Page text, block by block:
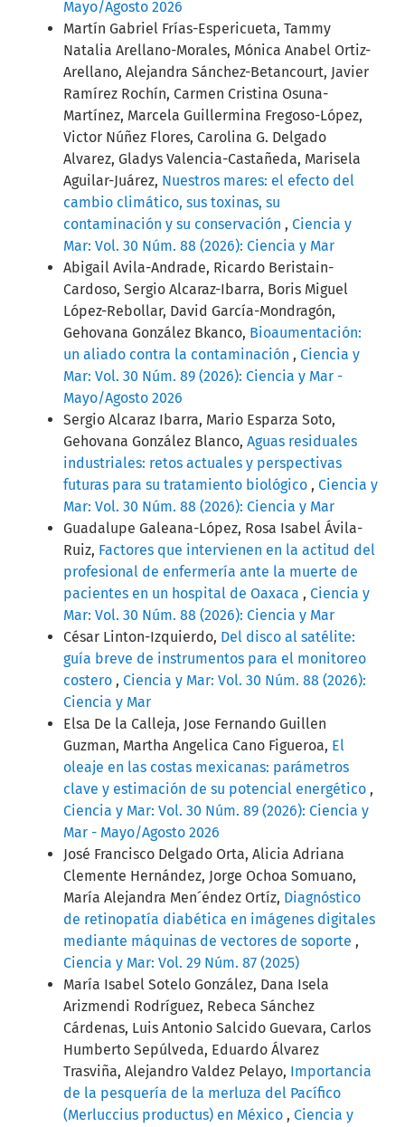
Mayo/Agosto 2026
Martín Gabriel Frías-Espericueta, Tammy
Natalia Arellano-Morales, Mónica Anabel Ortiz-
Arellano, Alejandra Sánchez-Betancourt, Javier
Ramírez Rochín, Carmen Cristina Osuna-
Martínez, Marcela Guillermina Fregoso-López,
Victor Núñez Flores, Carolina G. Delgado
Alvarez, Gladys Valencia-Castañeda, Marisela
Aguilar-Juárez, Nuestros mares: el efecto del
cambio climático, sus toxinas, su
contaminación y su conservación , Ciencia y
Mar: Vol. 30 Núm. 88 (2026): Ciencia y Mar
Abigail Avila-Andrade, Ricardo Beristain-
Cardoso, Sergio Alcaraz-Ibarra, Boris Miguel
López-Rebollar, David García-Mondragón,
Gehovana González Bkanco, Bioaumentación:
un aliado contra la contaminación , Ciencia y
Mar: Vol. 30 Núm. 89 (2026): Ciencia y Mar -
Mayo/Agosto 2026
Sergio Alcaraz Ibarra, Mario Esparza Soto,
Gehovana González Blanco, Aguas residuales
industriales: retos actuales y perspectivas
futuras para su tratamiento biológico , Ciencia y
Mar: Vol. 30 Núm. 88 (2026): Ciencia y Mar
Guadalupe Galeana-López, Rosa Isabel Ávila-
Ruiz, Factores que intervienen en la actitud del
profesional de enfermería ante la muerte de
pacientes en un hospital de Oaxaca , Ciencia y
Mar: Vol. 30 Núm. 88 (2026): Ciencia y Mar
César Linton-Izquierdo, Del disco al satélite:
guía breve de instrumentos para el monitoreo
costero , Ciencia y Mar: Vol. 30 Núm. 88 (2026):
Ciencia y Mar
Elsa De la Calleja, Jose Fernando Guillen
Guzman, Martha Angelica Cano Figueroa, El
oleaje en las costas mexicanas: parámetros
clave y estimación de su potencial energético ,
Ciencia y Mar: Vol. 30 Núm. 89 (2026): Ciencia y
Mar - Mayo/Agosto 2026
José Francisco Delgado Orta, Alicia Adriana
Clemente Hernández, Jorge Ochoa Somuano,
María Alejandra Men´éndez Ortíz, Diagnóstico
de retinopatía diabética en imágenes digitales
mediante máquinas de vectores de soporte ,
Ciencia y Mar: Vol. 29 Núm. 87 (2025)
María Isabel Sotelo González, Dana Isela
Arizmendi Rodríguez, Rebeca Sánchez
Cárdenas, Luis Antonio Salcido Guevara, Carlos
Humberto Sepúlveda, Eduardo Álvarez
Trasviña, Alejandro Valdez Pelayo, Importancia
de la pesquería de la merluza del Pacífico
(Merluccius productus) en México , Ciencia y